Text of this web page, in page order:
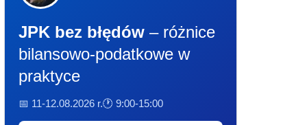
JPK bez błędów – różnice
bilansowo-podatkowe w
praktyce
📅 11-12.08.2026 r.🕐 9:00-15:00